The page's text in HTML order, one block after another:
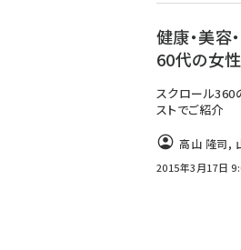
健康・美容
60代の女性
スクロール360
ストでご紹介
高山 隆司,
2015年3月17日